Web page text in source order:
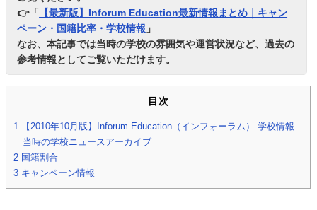
👉「 【最新版】Inforum Education最新情報まとめ｜キャン
ペーン・国籍比率・学校情報 」
なお、本記事では当時の学校の雰囲気や運営状況など、過去の
参考情報としてご覧いただけます。
目次
1 【2010年10月版】Inforum Education（インフォーラム） 学校情報
｜当時の学校ニュースアーカイブ
2 国籍割合
3 キャンペーン情報